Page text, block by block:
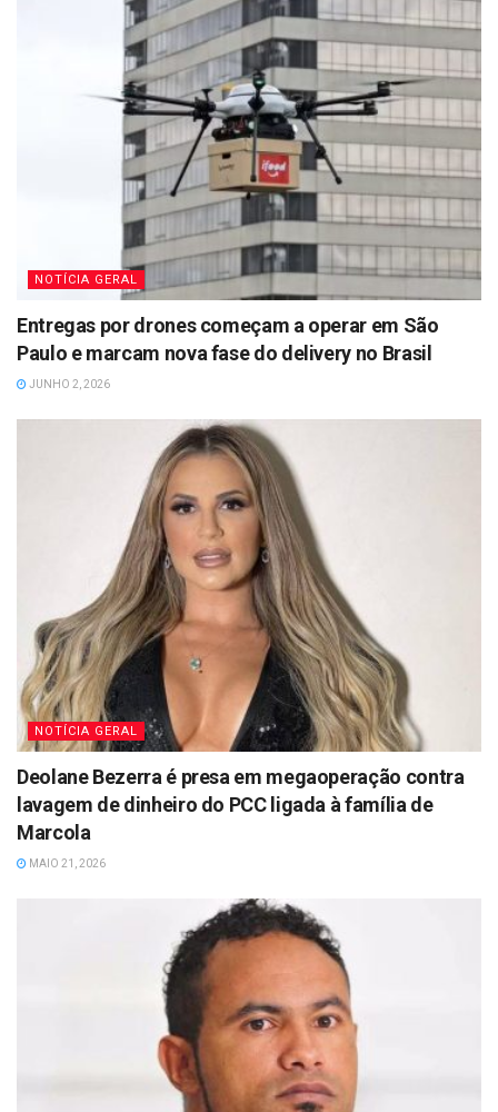
NOTÍCIA GERAL
Entregas por drones começam a operar em São
Paulo e marcam nova fase do delivery no Brasil
JUNHO 2, 2026
NOTÍCIA GERAL
Deolane Bezerra é presa em megaoperação contra
lavagem de dinheiro do PCC ligada à família de
Marcola
MAIO 21, 2026